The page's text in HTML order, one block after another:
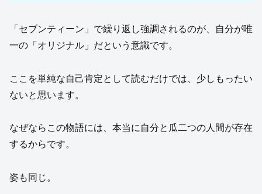
「セブンティーン」で繰り返し強調されるのが、自分が唯
一の「オリジナル」だという意識です。
ここを単純な自己肯定として読むだけでは、少しもったい
ないと思います。
なぜならこの物語には、本当に自分と瓜二つの人間が存在
するからです。
姿も同じ。